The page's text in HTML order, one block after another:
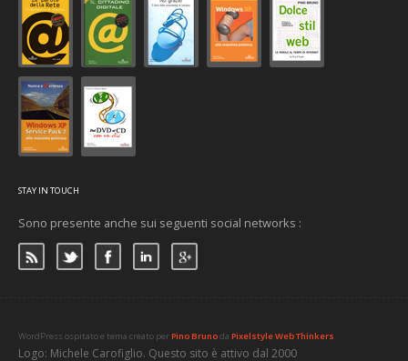
STAY IN TOUCH
Sono presente anche sui seguenti social networks :
WordPress ospitato e tema creato perPino Brunoda Pixelstyle Web Thinkers
Logo: Michele Carofiglio. Questo sito è attivo dal 2000